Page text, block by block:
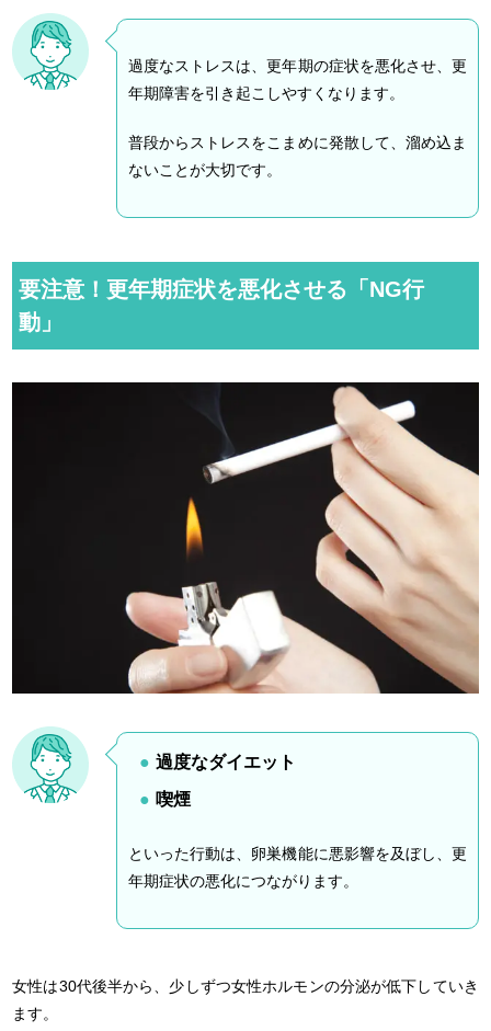
過度なストレスは、更年期の症状を悪化させ、更
年期障害を引き起こしやすくなります。
普段からストレスをこまめに発散して、溜め込ま
ないことが大切です。
要注意！更年期症状を悪化させる「NG行
動」
過度なダイエット
喫煙
といった行動は、卵巣機能に悪影響を及ぼし、更
年期症状の悪化につながります。
女性は30代後半から、少しずつ女性ホルモンの分泌が低下していき
ます。